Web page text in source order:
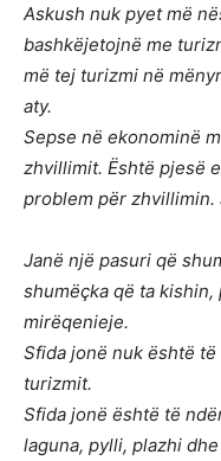
Askush nuk pyet më
bashkëjetojnë me
më tej turizmi në
aty.
Sepse në ekonominë
zhvillimit. Është pjesë
problem për zhvillimin.
Janë një pasuri që
shumëçka që ta
mirëqenieje.
Sfida jonë nuk është
turizmit.
Sfida jonë është të
laguna, pylli, plazhi